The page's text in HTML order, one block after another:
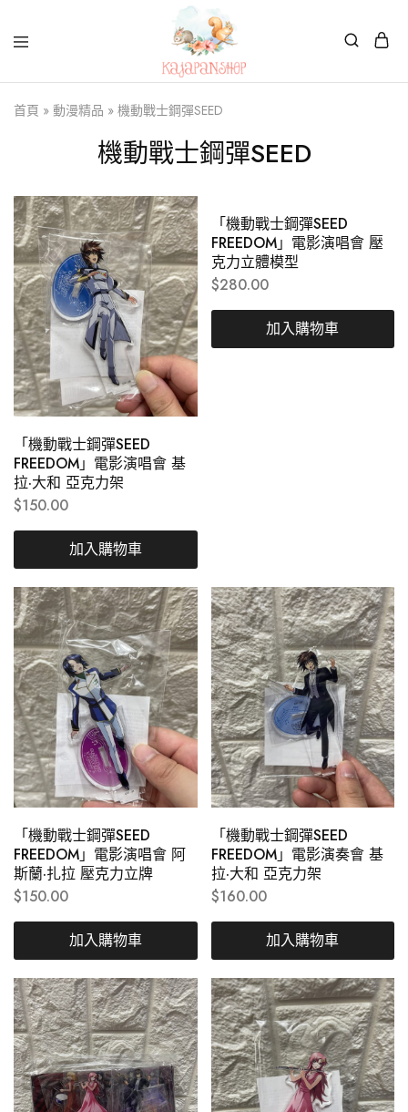
Kajapanshop
韓
貨
店
首頁 » 動漫精品 » 機動戰士鋼彈SEED
機動戰士鋼彈SEED
「機動戰士鋼彈SEED
FREEDOM」電影演唱會 基
拉·大和 亞克力架
$150.00
加入購物車
「機動戰士鋼彈SEED
FREEDOM」電影演唱會 壓
克力立體模型
$280.00
加入購物車
「機動戰士鋼彈SEED
FREEDOM」電影演唱會 阿
斯蘭·扎拉 壓克力立牌
$150.00
加入購物車
「機動戰士鋼彈SEED
FREEDOM」電影演奏會 基
拉·大和 亞克力架
$160.00
加入購物車